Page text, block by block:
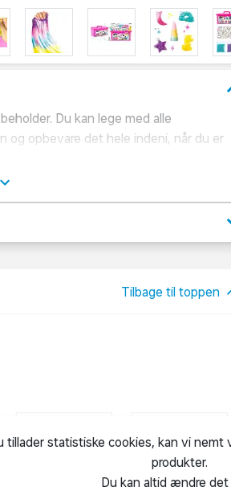
Du kan lege med alle
og opbevare det hele indeni, når du er
Tilbage til toppen
tillader statistiske cookies, kan vi
produkter.
Du kan altid ændre det